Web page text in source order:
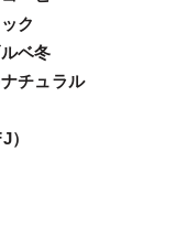
ク
ベ冬
チュラル
）